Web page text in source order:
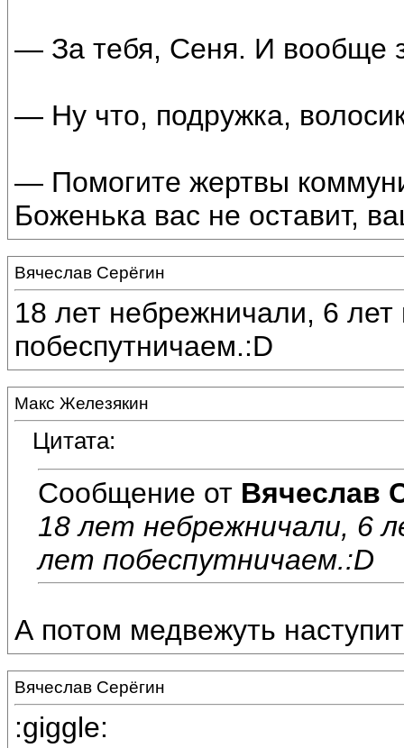
— За тебя, Сеня. И вообще
— Ну что, подружка,
— Помогите жертвы
Боженька вас не оставит,
Вячеслав Серёгин
18 лет небрежничали, 6 лет
побеспутничаем.:D
Макс Железякин
Цитата:
Сообщение от Вячеслав
18 лет небрежничали, 6
лет побеспутничаем.:D
А потом медвежуть
Вячеслав Серёгин
:giggle: